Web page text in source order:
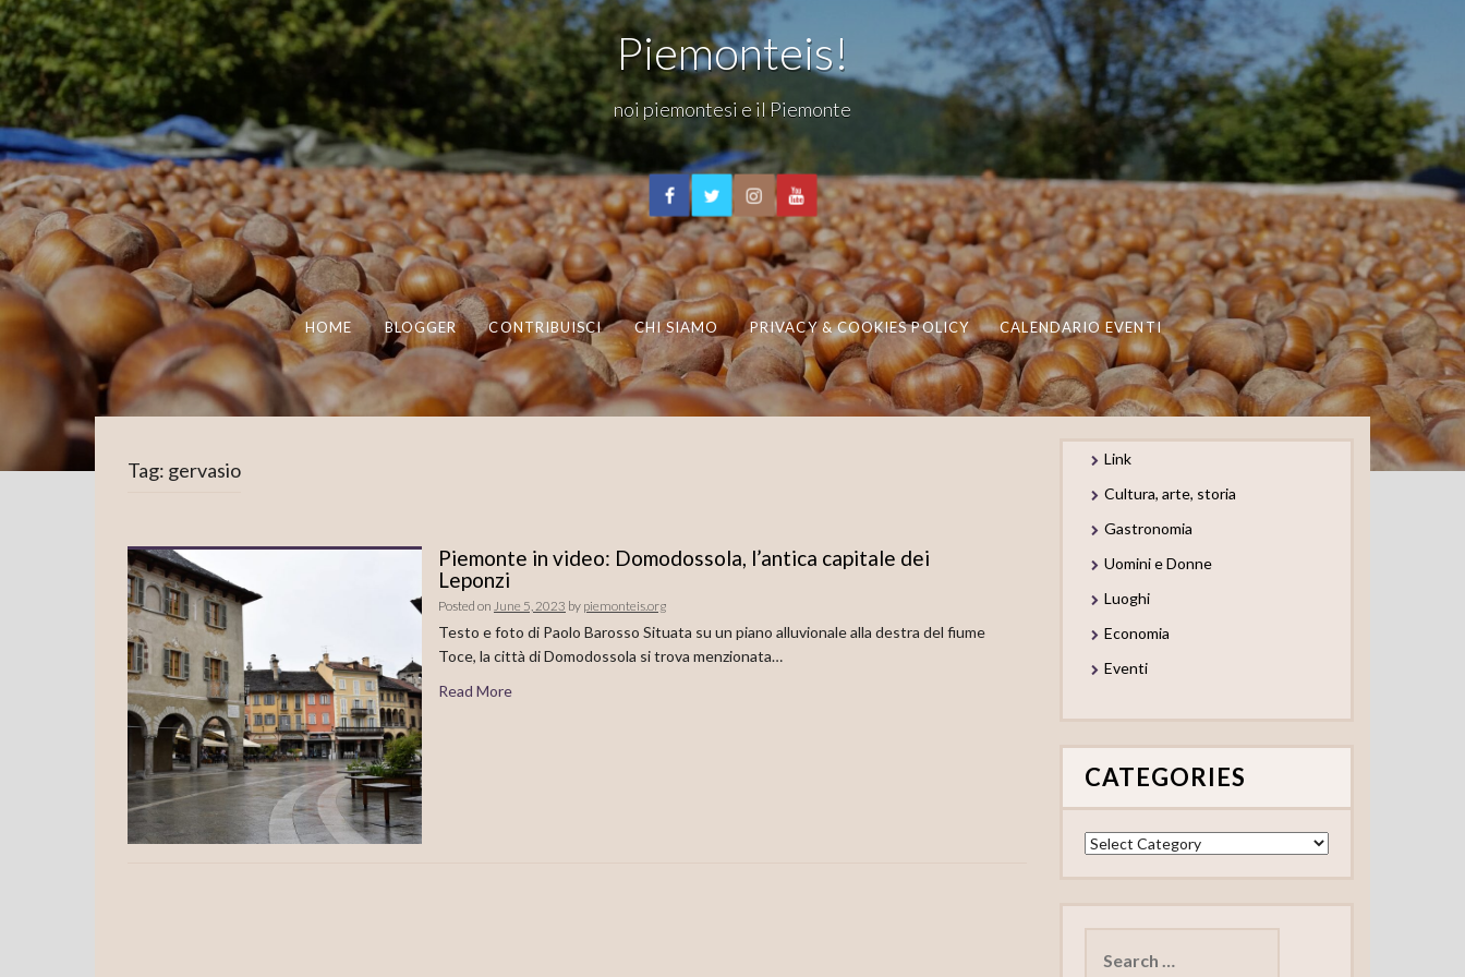
Piemonteis!
noi piemontesi e il Piemonte
HOME BLOGGER CONTRIBUISCI CHI SIAMO PRIVACY & COOKIES POLICY CALENDARIO EVENTI
Tag: gervasio
Piemonte in video: Domodossola, l’antica capitale dei
Leponzi
Posted on June 5, 2023 by piemonteis.org
Testo e foto di Paolo Barosso Situata su un piano alluvionale alla destra del fiume
Toce, la città di Domodossola si trova menzionata…
Read More
Link
Cultura, arte, storia
Gastronomia
Uomini e Donne
Luoghi
Economia
Eventi
CATEGORIES
Categories